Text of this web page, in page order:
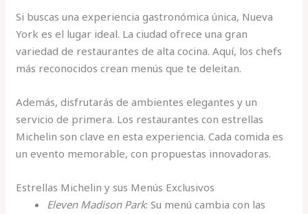
Si buscas una experiencia gastronómica única, Nueva
York es el lugar ideal. La ciudad ofrece una gran
variedad de restaurantes de alta cocina. Aquí, los chefs
más reconocidos crean menús que te deleitan.
Además, disfrutarás de ambientes elegantes y un
servicio de primera. Los restaurantes con estrellas
Michelin son clave en esta experiencia. Cada comida es
un evento memorable, con propuestas innovadoras.
Estrellas Michelin y sus Menús Exclusivos
Eleven Madison Park: Su menú cambia con las